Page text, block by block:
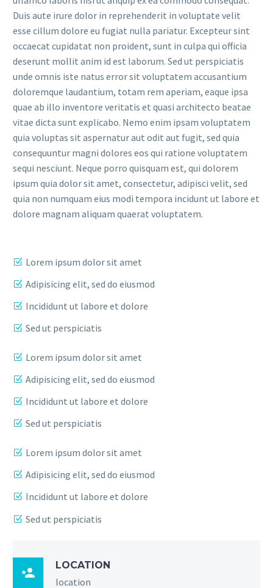
Duis aute irure dolor in reprehenderit in voluptate velit
esse cillum dolore eu fugiat nulla pariatur. Excepteur sint
occaecat cupidatat non proident, sunt in culpa qui officia
deserunt mollit anim id est laborum. Sed ut perspiciatis
unde omnis iste natus error sit voluptatem accusantium
doloremque laudantium, totam rem aperiam, eaque ipsa
quae ab illo inventore veritatis et quasi architecto beatae
vitae dicta sunt explicabo. Nemo enim ipsam voluptatem
quia voluptas sit aspernatur aut odit aut fugit, sed quia
consequuntur magni dolores eos qui ratione voluptatem
sequi nesciunt. Neque porro quisquam est, qui dolorem
ipsum quia dolor sit amet, consectetur, adipisci velit, sed
quia non numquam eius modi tempora incidunt ut labore et
dolore magnam aliquam quaerat voluptatem.
Lorem ipsum dolor sit amet
Adipisicing elit, sed do eiusmod
Incididunt ut labore et dolore
Sed ut perspiciatis
Lorem ipsum dolor sit amet
Adipisicing elit, sed do eiusmod
Incididunt ut labore et dolore
Sed ut perspiciatis
Lorem ipsum dolor sit amet
Adipisicing elit, sed do eiusmod
Incididunt ut labore et dolore
Sed ut perspiciatis

LOCATION
location